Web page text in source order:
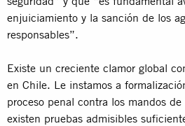
enjuiciamiento y la sanción de los
responsables”.
Existe un creciente clamor global
en Chile. Le instamos a
proceso penal contra los mandos de
existen pruebas admisibles